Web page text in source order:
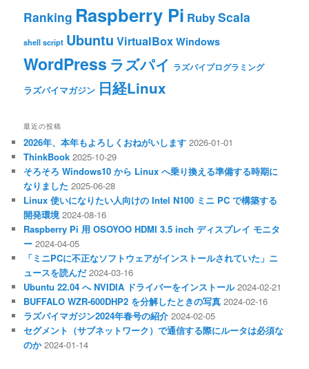
Ranking Raspberry Pi RubyScala
shell script Ubuntu VirtualBox Windows
WordPress ラズパイ ラズパイプログラミング
ラズパイマガジン 日経Linux
最近の投稿
2026年、本年もよろしくおねがいします 2026-01-01
ThinkBook 2025-10-29
そろそろ Windows10 から Linux へ乗り換える準備する時期に
なりました 2025-06-28
Linux 使いになりたい人向けの Intel N100 ミニ PC で構築する
開発環境 2024-08-16
Raspberry Pi 用 OSOYOO HDMI 3.5 inch ディスプレイ モニタ
ー 2024-04-05
「ミニPCに不正なソフトウェアがインストールされていた」ニ
ュースを読んだ 2024-03-16
Ubuntu 22.04 へ NVIDIA ドライバーをインストール 2024-02-21
BUFFALO WZR-600DHP2 を分解したときの写真 2024-02-16
ラズパイマガジン2024年春号の紹介 2024-02-05
セグメント（サブネットワーク）で通信する際にルータは必須な
のか 2024-01-14